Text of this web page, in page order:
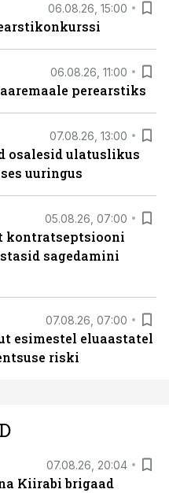
06.08.26, 15:00
06.08.26, 11:00
perearstiks
07.08.26, 13:00
osalesid ulatuslikus
uuringus
05.08.26, 07:00
kontratseptsiooni
sagedamini
07.08.26, 07:00
esimestel eluaastatel
riski
07.08.26, 20:04
Kiirabi brigaad